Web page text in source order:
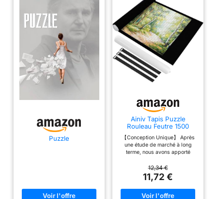
à terminer les tâches. Les
puzzles sont fabriqués à
partir de matériaux de
haute qualité, non
toxiques. Les pièces du
puzzle sont plus dures,
plus épaisses,
résistantes à l'usure, à la
assemblages. Il est
recommandé que les
adultes aient plus de 10
ans. Puzzle de haute
qualité composé de
respectueuses de
l'environnement, les
puzzles pour adultes
Puzzle
Ainiv Tapis Puzzle
Rouleau Feutre 1500
pièces, Noir
【Conception Unique】 Après
une étude de marché à long
terme, nous avons apporté
coussinet de protection du
puzzle. Il y a un joli contraste
entre le tapis noir et les pièces
colorées du puzzle. Il peut
efficacement aider les joueurs à
12,34 €
11,72 €